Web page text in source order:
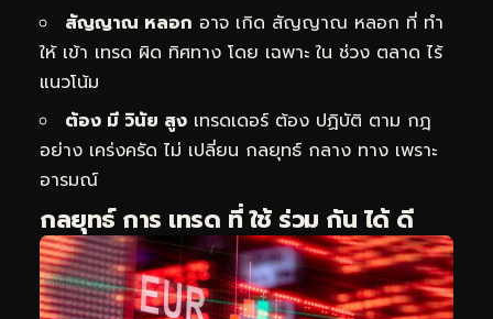
สัญญาณ หลอก อาจ เกิด สัญญาณ หลอก ที่ ทำ
ให้ เข้า เทรด ผิด ทิศทาง โดย เฉพาะ ใน ช่วง ตลาด ไร้
แนวโน้ม
ต้อง มี วินัย สูง เทรดเดอร์ ต้อง ปฏิบัติ ตาม กฎ
อย่าง เคร่งครัด ไม่ เปลี่ยน กลยุทธ์ กลาง ทาง เพราะ
อารมณ์
กลยุทธ์ การ เทรด ที่ ใช้ ร่วม กัน ได้ ดี